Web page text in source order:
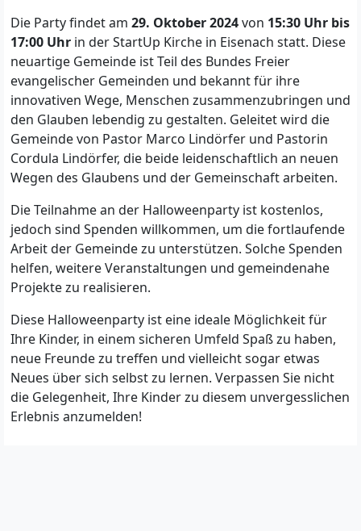
Die Party findet am 29. Oktober 2024von 15:30 Uhr bis
17:00 Uhr in der StartUp Kirche in Eisenach statt. Diese
neuartige Gemeinde ist Teil des Bundes Freier
evangelischer Gemeinden und bekannt für ihre
innovativen Wege, Menschen zusammenzubringen und
den Glauben lebendig zu gestalten. Geleitet wird die
Gemeinde von Pastor Marco Lindörfer und Pastorin
Cordula Lindörfer, die beide leidenschaftlich an neuen
Wegen des Glaubens und der Gemeinschaft arbeiten.
Die Teilnahme an der Halloweenparty ist kostenlos,
jedoch sind Spenden willkommen, um die fortlaufende
Arbeit der Gemeinde zu unterstützen. Solche Spenden
helfen, weitere Veranstaltungen und gemeindenahe
Projekte zu realisieren.
Diese Halloweenparty ist eine ideale Möglichkeit für
Ihre Kinder, in einem sicheren Umfeld Spaß zu haben,
neue Freunde zu treffen und vielleicht sogar etwas
Neues über sich selbst zu lernen. Verpassen Sie nicht
die Gelegenheit, Ihre Kinder zu diesem unvergesslichen
Erlebnis anzumelden!